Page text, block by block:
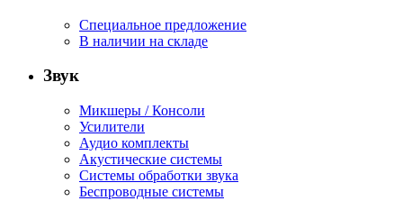
Специальное предложение
В наличии на складе
Звук
Микшеры / Консоли
Усилители
Аудио комплекты
Акустические системы
Системы обработки звука
Беспроводные системы